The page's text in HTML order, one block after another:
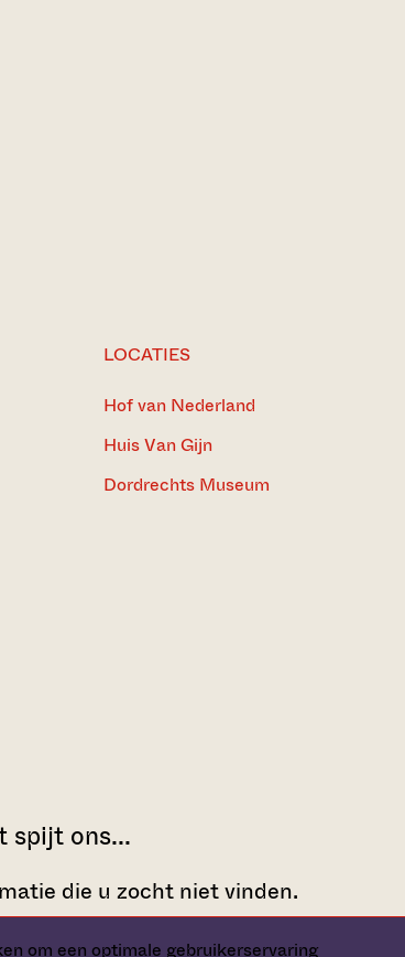
om een optimale gebruikerservaring
LOCATIES
Hof van Nederland
Huis Van Gijn
Dordrechts Museum